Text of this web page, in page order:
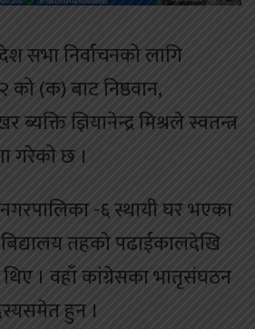
सभा निर्वाचनको लागि
को (क) बाट निष्ठवान,
ब्यक्ति ज्ञियानेन्द्र मिश्रले स्वतन्त्र
गरेको छ ।
नगरपालिका -६ स्थायी घर भएका
बिद्यालय तहको पढाईकालदेखि
। वहाँ कांग्रेसका भातृसंघठन
हुन ।